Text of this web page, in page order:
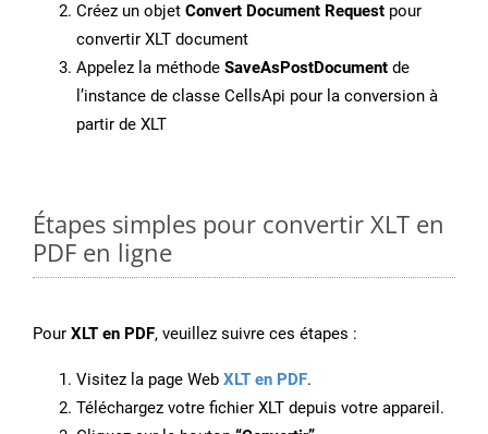
Créez un objet Convert Document Request pour
convertir XLT document
Appelez la méthode SaveAsPostDocument de
l’instance de classe CellsApi pour la conversion à
partir de XLT
Étapes simples pour convertir XLT en
PDF en ligne
Pour XLT en PDF, veuillez suivre ces étapes :
Visitez la page Web XLT en PDF.
Téléchargez votre fichier XLT depuis votre appareil.